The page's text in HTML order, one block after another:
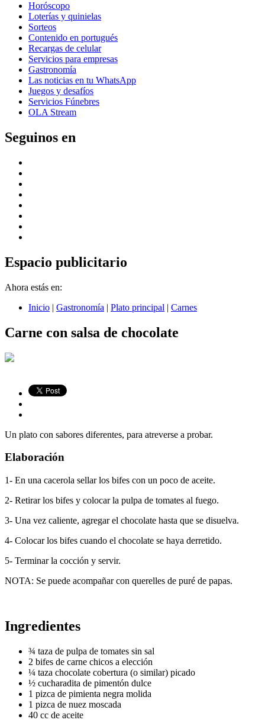
Horóscopo
Loterías y quinielas
Sorteos
Contenido en portugués
Recargas de celular
Servicios para empresas
Gastronomía
Las noticias en tu WhatsApp
Juegos y desafíos
Servicios Fúnebres
OLA Stream
Seguinos en
Espacio publicitario
Ahora estás en:
Inicio | Gastronomía | Plato principal | Carnes
Carne con salsa de chocolate
Un plato con sabores diferentes, para atreverse a probar.
Elaboración
1- En una cacerola sellar los bifes con un poco de aceite.
2- Retirar los bifes y colocar la pulpa de tomates al fuego.
3- Una vez caliente, agregar el chocolate hasta que se disuelva.
4- Colocar los bifes cuando el chocolate se haya derretido.
5- Terminar la cocción y servir.
NOTA: Se puede acompañar con querelles de puré de papas.
Ingredientes
¾ taza de pulpa de tomates sin sal
2 bifes de carne chicos a elección
¼ taza chocolate cobertura (o similar) picado
½ cucharadita de pimentón dulce
1 pizca de pimienta negra molida
1 pizca de nuez moscada
40 cc de aceite